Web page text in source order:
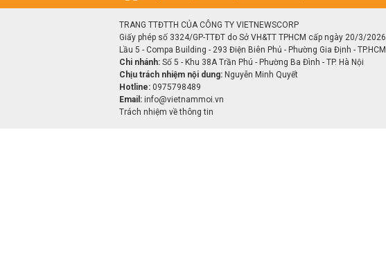
TRANG TTĐTTH CỦA CÔNG TY VIETNEWSCORP
Giấy phép số 3324/GP-TTĐT do Sở VH&TT TPHCM cấp ngày 20/3/2026
Lầu 5 - Compa Building - 293 Điện Biên Phủ - Phường Gia Định - TP.HCM
Chi nhánh: Số 5 - Khu 38A Trần Phú - Phường Ba Đình - TP. Hà Nội
Chịu trách nhiệm nội dung: Nguyễn Minh Quyết
Hotline: 0975798489
Email: info@vietnammoi.vn
Trách nhiệm về thông tin